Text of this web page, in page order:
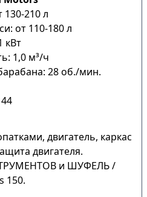
210 л
от 110-180 л
кВт
1,0 м³/ч
28 об./мин.
двигатель, каркас
двигателя.
и ШУФЕЛЬ /
150.